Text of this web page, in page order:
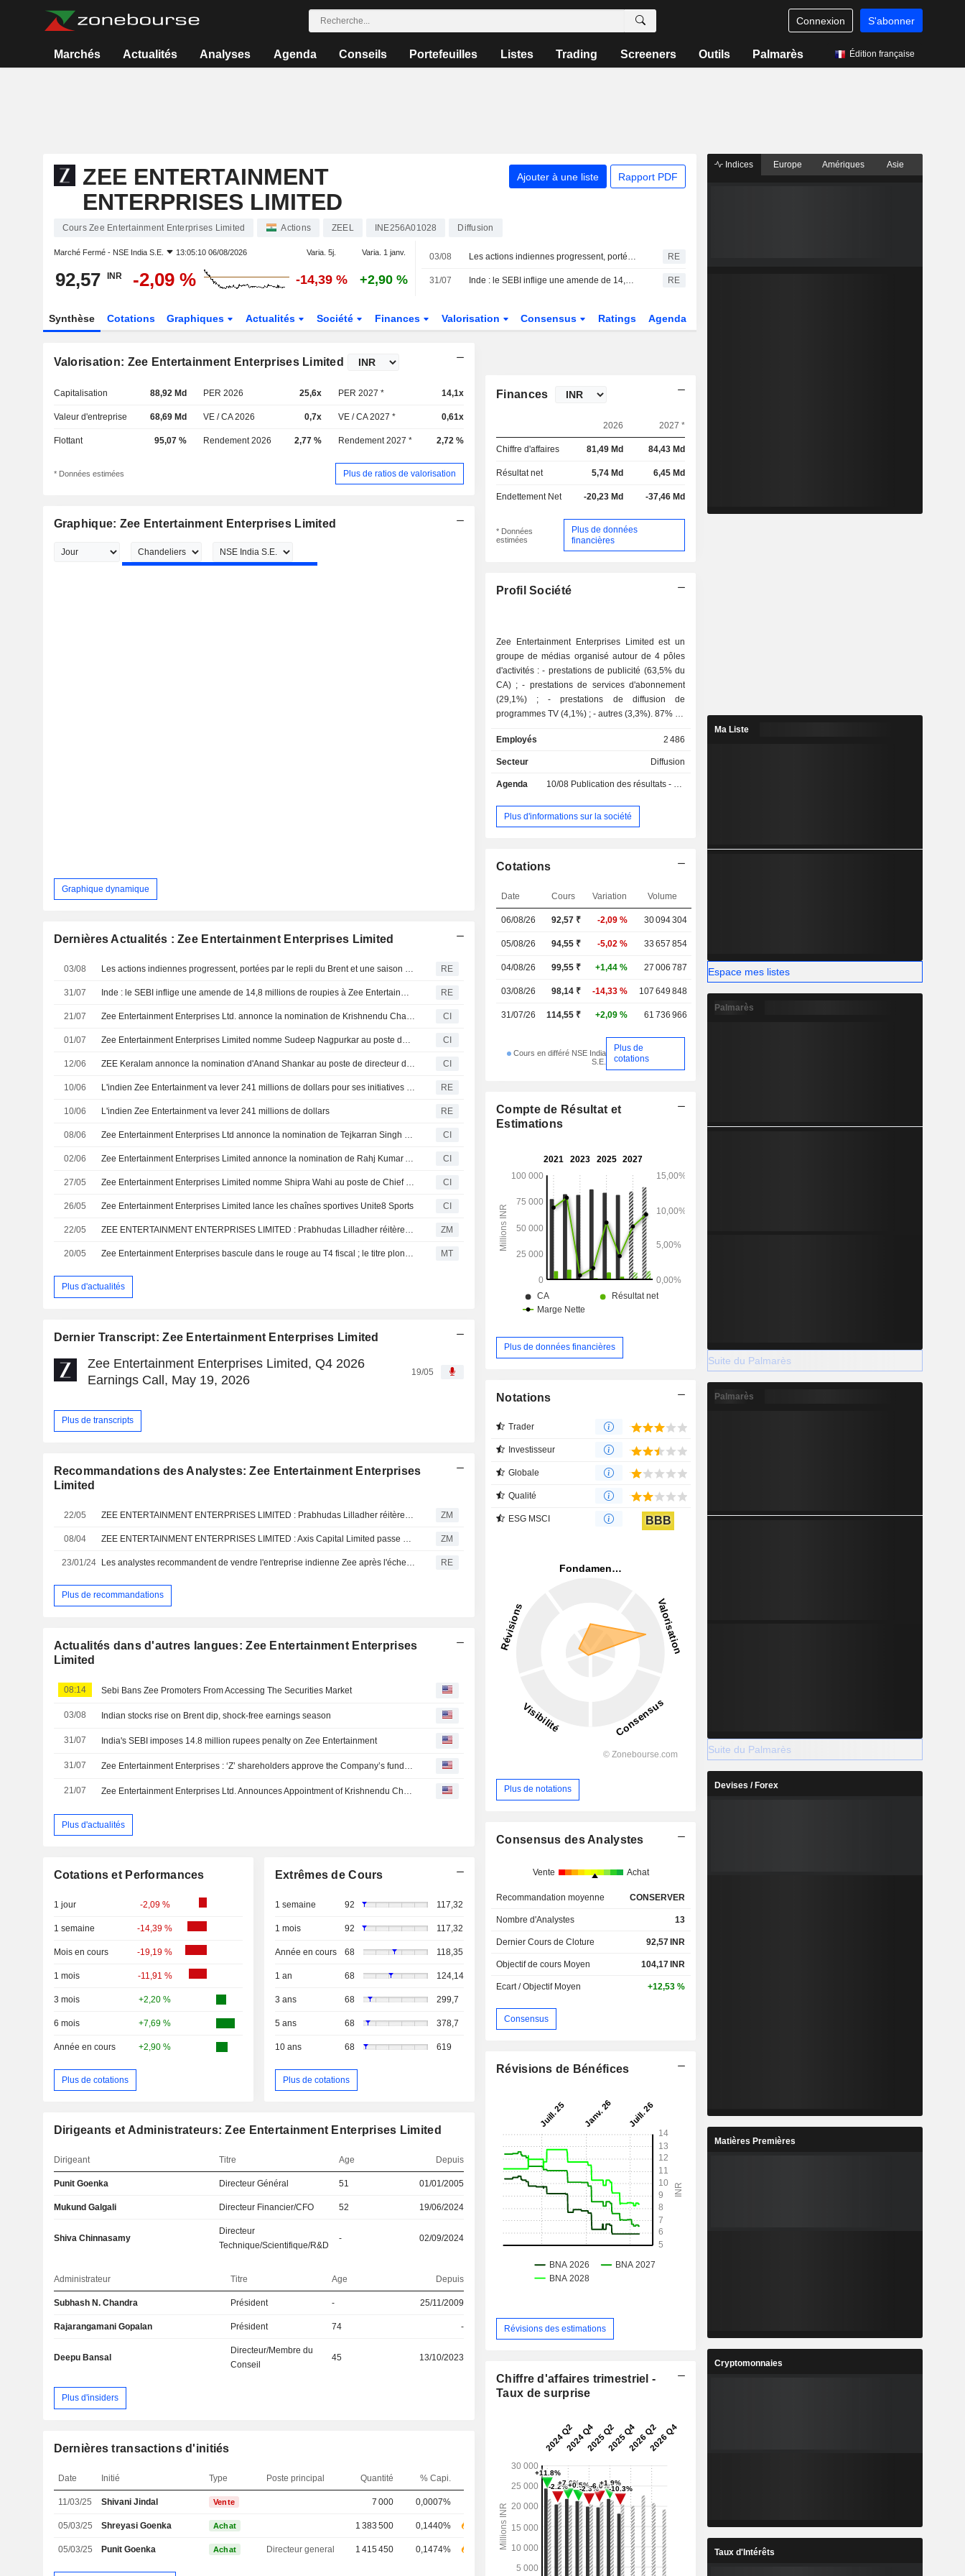
Connexion S'abonner
Marchés Actualités Analyses Agenda Conseils Portefeuilles Listes Trading Screeners Outils Palmarès Édition française
ZEE ENTERTAINMENT
ENTERPRISES LIMITED
Ajouter à une liste Rapport PDF
Cours Zee Entertainment Enterprises Limited Actions ZEEL INE256A01028 Diffusion
Marché Fermé - NSE India S.E. 13:05:10 06/08/2026 Varia. 5j. Varia. 1 janv.
92,57 INR -2,09 % -14,39 % +2,90 %
03/08 Les actions indiennes progressent, portées par le repli du Brent et une saison des résultats sans mauvaise surprise RE
31/07 Inde : le SEBI inflige une amende de 14,8 millions de roupies à Zee Entertainment RE
Synthèse Cotations Graphiques Actualités Société Finances Valorisation Consensus Ratings Agenda
Valorisation: Zee Entertainment Enterprises Limited
Capitalisation 88,92 Md PER 2026 25,6x PER 2027 * 14,1x
Valeur d'entreprise 68,69 Md VE / CA 2026 0,7x VE / CA 2027 * 0,61x
Flottant 95,07 % Rendement 2026 2,77 % Rendement 2027 * 2,72 %
* Données estimées Plus de ratios de valorisation
Graphique: Zee Entertainment Enterprises Limited
Graphique dynamique
Dernières Actualités : Zee Entertainment Enterprises Limited
03/08 Les actions indiennes progressent, portées par le repli du Brent et une saison des résultats sans mauvaise surprise RE
31/07 Inde : le SEBI inflige une amende de 14,8 millions de roupies à Zee Entertainment RE
21/07 Zee Entertainment Enterprises Ltd. annonce la nomination de Krishnendu Chakraborty au poste de responsable de la zone APAC pour Zee 5 CI
01/07 Zee Entertainment Enterprises Limited nomme Sudeep Nagpurkar au poste de Chief Sales Officer pour les plateformes sociales CI
12/06 ZEE Keralam annonce la nomination d'Anand Shankar au poste de directeur du marketing CI
10/06 L'indien Zee Entertainment va lever 241 millions de dollars pour ses initiatives stratégiques RE
10/06 L'indien Zee Entertainment va lever 241 millions de dollars RE
08/06 Zee Entertainment Enterprises Ltd annonce la nomination de Tejkarran Singh Bajaj au poste de directeur de Zee5 India CI
02/06 Zee Entertainment Enterprises Limited annonce la nomination de Rahj Kumar Agarwal au poste de Senior Vice President et Directeur du Marketing CI
27/05 Zee Entertainment Enterprises Limited nomme Shipra Wahi au poste de Chief Sales Officer pour Zee5 CI
26/05 Zee Entertainment Enterprises Limited lance les chaînes sportives Unite8 Sports CI
22/05 ZEE ENTERTAINMENT ENTERPRISES LIMITED : Prabhudas Lilladher réitère son opinion positive sur le titre ZM
20/05 Zee Entertainment Enterprises bascule dans le rouge au T4 fiscal ; le titre plonge de 6% MT
Plus d'actualités
Dernier Transcript: Zee Entertainment Enterprises Limited
Zee Entertainment Enterprises Limited, Q4 2026
Earnings Call, May 19, 2026
19/05
Plus de transcripts
Recommandations des Analystes: Zee Entertainment Enterprises
Limited
22/05 ZM
08/04 ZM
23/01/24 RE
Plus de recommandations
Actualités dans d'autres langues: Zee Entertainment Enterprises
Limited
08:14 Sebi Bans Zee Promoters From Accessing The Securities Market
03/08 Indian stocks rise on Brent dip, shock-free earnings season
31/07 India's SEBI imposes 14.8 million rupees penalty on Zee Entertainment
31/07 Zee Entertainment Enterprises : ‘Z’ shareholders approve the Company’s fund-raising and ESOP allotment resolutions with requisite majority
21/07 Zee Entertainment Enterprises Ltd. Announces Appointment of Krishnendu Chakraborty to Business Head - APAC, Zee 5
Plus d'actualités
Cotations et Performances
1 jour -2,09 %
1 semaine -14,39 %
Mois en cours -19,19 %
1 mois -11,91 %
3 mois +2,20 %
6 mois +7,69 %
Année en cours +2,90 %
Plus de cotations
Extrêmes de Cours
1 semaine 92 117,32
1 mois 92 117,32
Année en cours 68 118,35
1 an 68 124,14
3 ans 68 299,7
5 ans 68 378,7
10 ans 68 619
Plus de cotations
Dirigeants et Administrateurs: Zee Entertainment Enterprises Limited
Dirigeant Titre Age Depuis
Punit Goenka Directeur Général 51 01/01/2005
Mukund Galgali Directeur Financier/CFO 52 19/06/2024
Shiva Chinnasamy
Directeur
Technique/Scientifique/R&D
- 02/09/2024
Administrateur Titre Age Depuis
Subhash N. Chandra Président - 25/11/2009
Rajarangamani Gopalan Président 74 -
Deepu Bansal
Directeur/Membre du
Conseil
45 13/10/2023
Plus d'insiders
Dernières transactions d'initiés
Date Initié Type Poste principal Quantité % Capi.
11/03/25 Shivani Jindal Vente 7 000 0,0007%
05/03/25 Shreyasi Goenka Achat 1 383 500 0,1440%
05/03/25 Punit Goenka Achat Directeur general 1 415 450 0,1474%
Finances
2026 2027 *
Chiffre d'affaires 81,49 Md 84,43 Md
Résultat net 5,74 Md 6,45 Md
Endettement Net -20,23 Md -37,46 Md
* Données
estimées
Plus de données
financières
Profil Société
Zee Entertainment Enterprises Limited est un
groupe de médias organisé autour de 4 pôles
d'activités : - prestations de publicité (63,5% du
CA) ; - prestations de services d'abonnement
(29,1%) ; - prestations de diffusion de
programmes TV (4,1%) ; - autres (3,3%). 87% du
Employés
2 486
Secteur Diffusion
Agenda 10/08 Publication des résultats - Q1 2027
Plus d'informations sur la société
Cotations
Date Cours Variation Volume
06/08/26 92,57₹ -2,09 % 30 094 304
05/08/26 94,55 ₹ -5,02 % 33 657 854
04/08/26 99,55 ₹ +1,44 % 27 006 787
03/08/26 98,14 ₹ -14,33 % 107 649 848
31/07/26 114,55 ₹ +2,09 % 61 736 966
Cours en différé NSE India
S.E.
Plus de
cotations
Compte de Résultat et
Estimations
Plus de données financières
Notations
Trader
Investisseur
Globale
Qualité
ESG MSCI BBB
Plus de notations
Consensus des Analystes
Vente Achat
Recommandation moyenne CONSERVER
Nombre d'Analystes 13
Dernier Cours de Cloture 92,57 INR
Objectif de cours Moyen 104,17 INR
Ecart / Objectif Moyen +12,53 %
Consensus
Révisions de Bénéfices
Révisions des estimations
Chiffre d'affaires trimestriel -
Taux de surprise
Indices Europe Amériques Asie
Ma Liste
Espace mes listes
Palmarès
Suite du Palmarès
Palmarès
Suite du Palmarès
Devises / Forex
Matières Premières
Cryptomonnaies
Taux d'Intérêts